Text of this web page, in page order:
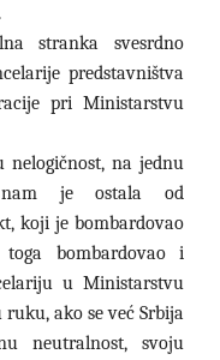
stranka svesrdno
predstavništva
pri Ministarstvu
na jednu
nam je ostala od
koji je bombardovao
bombardovao i
u Ministarstvu
ako se već Srbija
neutralnost, svoju